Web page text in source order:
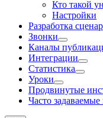
Кто такой
Настройки
Разработка
Звонки
Каналы
Интеграции
Статистика
Уроки
Продвинутые
Часто